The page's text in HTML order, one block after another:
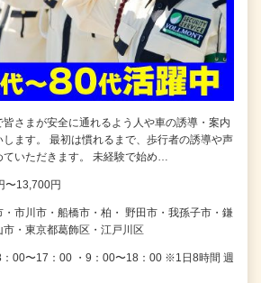
皆さまが安全に通れるよう人や車の誘導・案内
します。 最初は慣れるまで、歩行者の誘導や声
ていただきます。 未経験で始め…
〜13,700円
・市川市・船橋市・柏・ 野田市・我孫子市・鎌
市・東京都葛飾区・江戸川区
：00〜17：00 ・9：00〜18：00 ※1日8時間 週